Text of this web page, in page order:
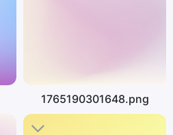
1765190301648.png